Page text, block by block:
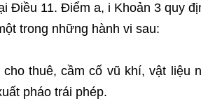
Điều 11. Điểm a, i Khoản 3 quy
trong những hành vi sau:
thuê, cầm cố vũ khí, vật liệu
pháo trái phép.